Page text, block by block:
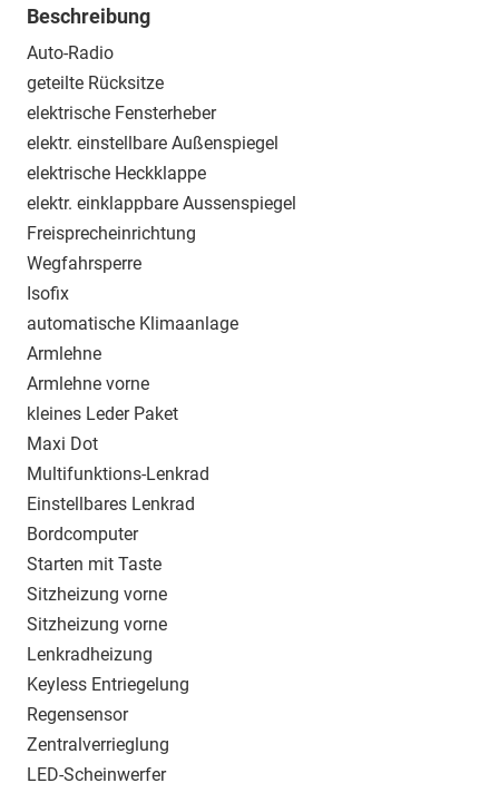
Beschreibung
Auto-Radio
geteilte Rücksitze
elektrische Fensterheber
elektr. einstellbare Außenspiegel
elektrische Heckklappe
elektr. einklappbare Aussenspiegel
Freisprecheinrichtung
Wegfahrsperre
Isofix
automatische Klimaanlage
Armlehne
Armlehne vorne
kleines Leder Paket
Maxi Dot
Multifunktions-Lenkrad
Einstellbares Lenkrad
Bordcomputer
Starten mit Taste
Sitzheizung vorne
Sitzheizung vorne
Lenkradheizung
Keyless Entriegelung
Regensensor
Zentralverrieglung
LED-Scheinwerfer